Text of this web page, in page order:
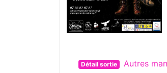
Détail sortie Autres